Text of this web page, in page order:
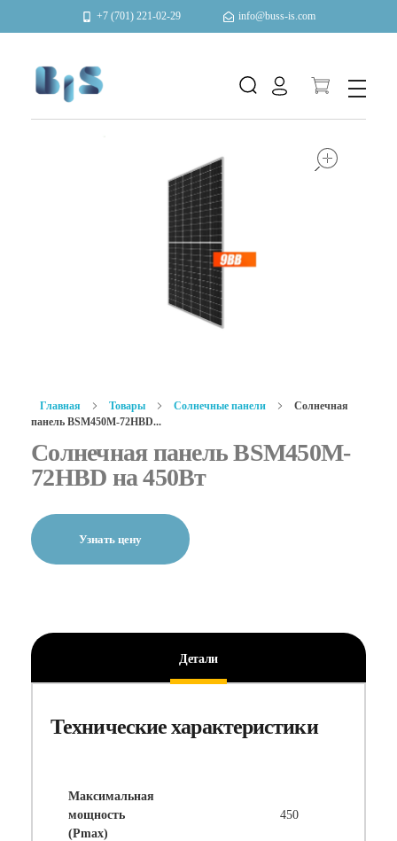
+7 (701) 221-02-29 info@buss-is.com
Автоматизация и энергоэффективность
Главная Товары Солнечные панели
Солнечная
панель BSM450M-72HBD...
Солнечная панель BSM450M-
72HBD на 450Вт
Узнать цену
Детали
Максимальная
мощность
(Pmax)
450